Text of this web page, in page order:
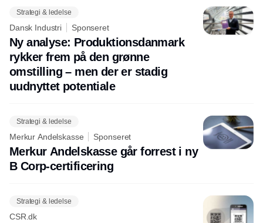
Strategi & ledelse
Dansk Industri Sponseret
Ny analyse: Produktionsdanmark
rykker frem på den grønne
omstilling – men der er stadig
uudnyttet potentiale
Strategi & ledelse
Merkur Andelskasse Sponseret
Merkur Andelskasse går forrest i ny
B Corp-certificering
Strategi & ledelse
CSR.dk